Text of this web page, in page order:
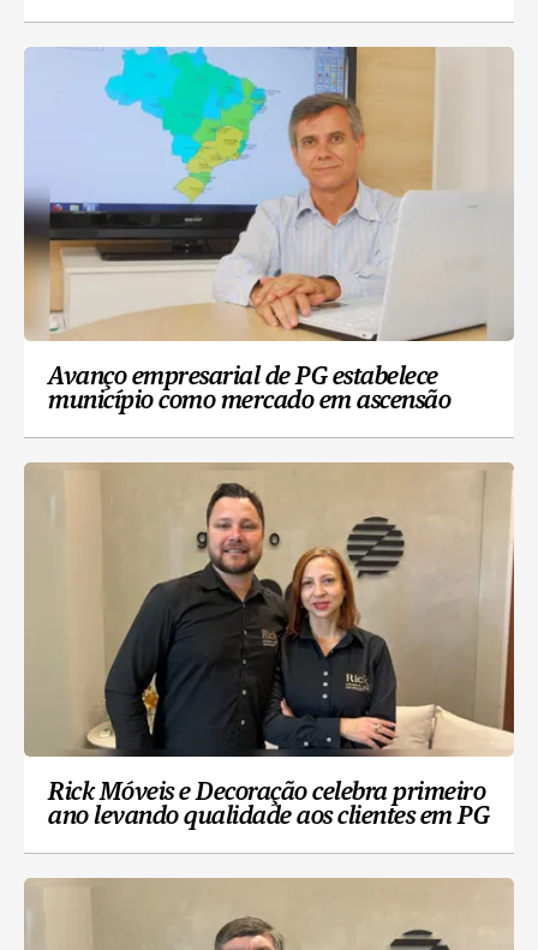
Avanço empresarial de PG estabelece
município como mercado em ascensão
Rick Móveis e Decoração celebra primeiro
ano levando qualidade aos clientes em PG